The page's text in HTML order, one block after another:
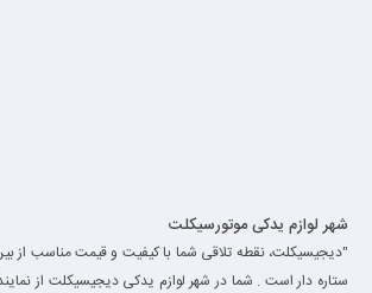
شهر لوازم یدکی موتورسیکلت
"دیجیسیکلت، نقطه تلاقی شما با کیفیت و قیمت مناسب از
ستاره دار است . شما در شهر لوازم یدکی دیجیسیکلت از